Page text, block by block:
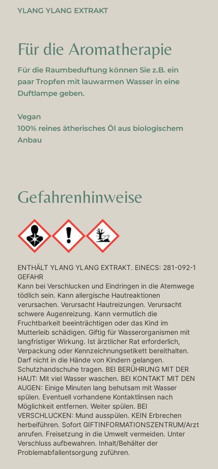
YLANG YLANG EXTRAKT
Für die Aromatherapie
Für die Raumbeduftung können Sie z.B. ein
paar Tropfen mit lauwarmen Wasser in eine
Duftlampe geben.
Vegan
100% reines ätherisches Öl aus biologischem
Anbau
Gefahrenhinweise
ENTHÄLT YLANG YLANG EXTRAKT. EINECS: 281-092-1
GEFAHR
Kann bei Verschlucken und Eindringen in die Atemwege
tödlich sein. Kann allergische Hautreaktionen
verursachen. Verursacht Hautreizungen. Verursacht
schwere Augenreizung. Kann vermutlich die
Fruchtbarkeit beeinträchtigen oder das Kind im
Mutterleib schädigen. Giftig für Wasserorganismen mit
langfristiger Wirkung. Ist ärztlicher Rat erforderlich,
Verpackung oder Kennzeichnungsetikett bereithalten.
Darf nicht in die Hände von Kindern gelangen.
Schutzhandschuhe tragen. BEI BERÜHRUNG MIT DER
HAUT: Mit viel Wasser waschen. BEI KONTAKT MIT DEN
AUGEN: Einige Minuten lang behutsam mit Wasser
spülen. Eventuell vorhandene Kontaktlinsen nach
Möglichkeit entfernen. Weiter spülen. BEI
VERSCHLUCKEN: Mund ausspülen. KEIN Erbrechen
herbeiführen. Sofort GIFTINFORMATIONSZENTRUM/Arzt
anrufen. Freisetzung in die Umwelt vermeiden. Unter
Verschluss aufbewahren. Inhalt/Behälter der
Problemabfallentsorgung zuführen.